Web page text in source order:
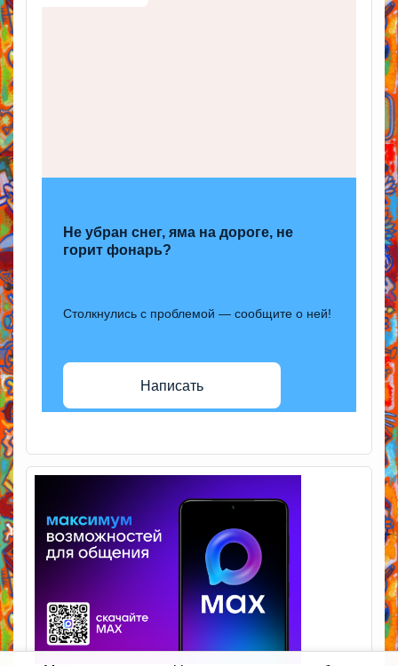
Не убран снег, яма на дороге, не
горит фонарь?
Столкнулись с проблемой — сообщите о ней!
Написать